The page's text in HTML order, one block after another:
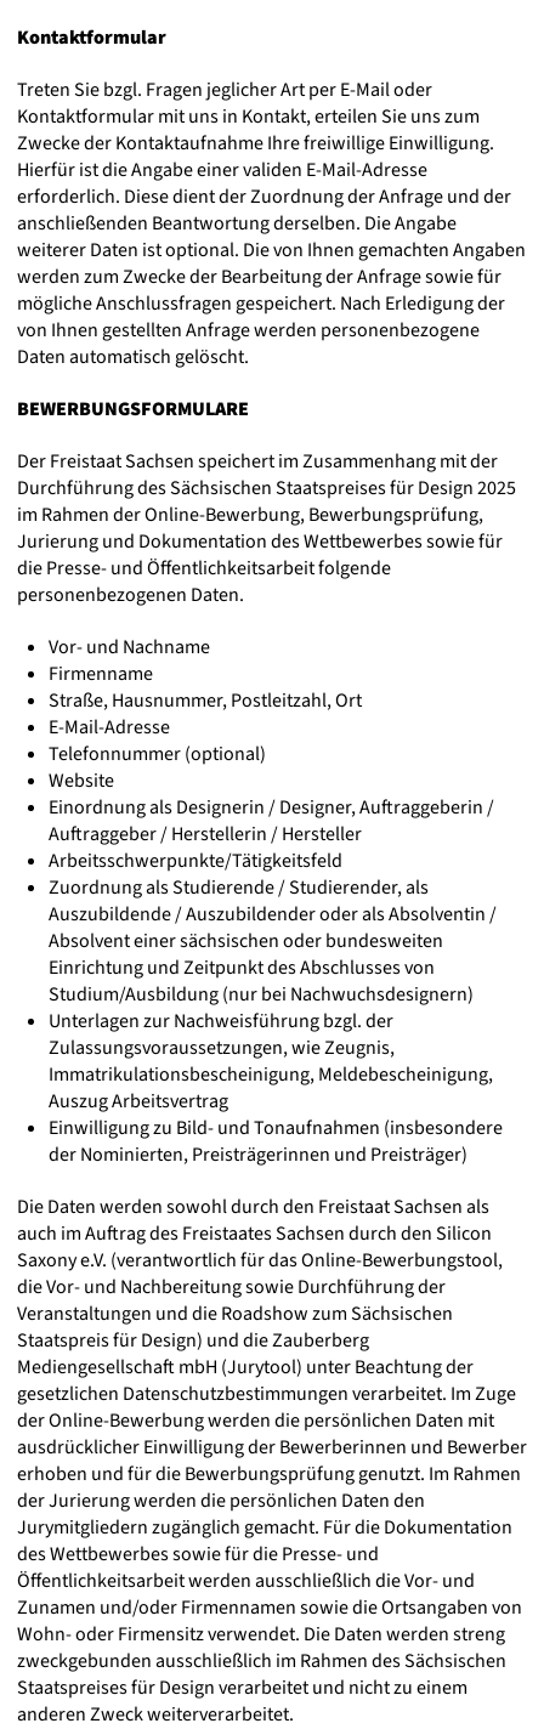
Kontaktformular
Treten Sie bzgl. Fragen jeglicher Art per E-Mail oder
Kontaktformular mit uns in Kontakt, erteilen Sie uns zum
Zwecke der Kontaktaufnahme Ihre freiwillige Einwilligung.
Hierfür ist die Angabe einer validen E-Mail-Adresse
erforderlich. Diese dient der Zuordnung der Anfrage und der
anschließenden Beantwortung derselben. Die Angabe
weiterer Daten ist optional. Die von Ihnen gemachten Angaben
werden zum Zwecke der Bearbeitung der Anfrage sowie für
mögliche Anschlussfragen gespeichert. Nach Erledigung der
von Ihnen gestellten Anfrage werden personenbezogene
Daten automatisch gelöscht.
BEWERBUNGSFORMULARE
Der Freistaat Sachsen speichert im Zusammenhang mit der
Durchführung des Sächsischen Staatspreises für Design 2025
im Rahmen der Online-Bewerbung, Bewerbungsprüfung,
Jurierung und Dokumentation des Wettbewerbes sowie für
die Presse- und Öffentlichkeitsarbeit folgende
personenbezogenen Daten.
Vor- und Nachname
Firmenname
Straße, Hausnummer, Postleitzahl, Ort
E-Mail-Adresse
Telefonnummer (optional)
Website
Einordnung als Designerin / Designer, Auftraggeberin /
Auftraggeber / Herstellerin / Hersteller
Arbeitsschwerpunkte/Tätigkeitsfeld
Zuordnung als Studierende / Studierender, als
Auszubildende / Auszubildender oder als Absolventin /
Absolvent einer sächsischen oder bundesweiten
Einrichtung und Zeitpunkt des Abschlusses von
Studium/Ausbildung (nur bei Nachwuchsdesignern)
Unterlagen zur Nachweisführung bzgl. der
Zulassungsvoraussetzungen, wie Zeugnis,
Immatrikulationsbescheinigung, Meldebescheinigung,
Auszug Arbeitsvertrag
Einwilligung zu Bild- und Tonaufnahmen (insbesondere
der Nominierten, Preisträgerinnen und Preisträger)
Die Daten werden sowohl durch den Freistaat Sachsen als
auch im Auftrag des Freistaates Sachsen durch den Silicon
Saxony e.V. (verantwortlich für das Online-Bewerbungstool,
die Vor- und Nachbereitung sowie Durchführung der
Veranstaltungen und die Roadshow zum Sächsischen
Staatspreis für Design) und die Zauberberg
Mediengesellschaft mbH (Jurytool) unter Beachtung der
gesetzlichen Datenschutzbestimmungen verarbeitet. Im Zuge
der Online-Bewerbung werden die persönlichen Daten mit
ausdrücklicher Einwilligung der Bewerberinnen und Bewerber
erhoben und für die Bewerbungsprüfung genutzt. Im Rahmen
der Jurierung werden die persönlichen Daten den
Jurymitgliedern zugänglich gemacht. Für die Dokumentation
des Wettbewerbes sowie für die Presse- und
Öffentlichkeitsarbeit werden ausschließlich die Vor- und
Zunamen und/oder Firmennamen sowie die Ortsangaben von
Wohn- oder Firmensitz verwendet. Die Daten werden streng
zweckgebunden ausschließlich im Rahmen des Sächsischen
Staatspreises für Design verarbeitet und nicht zu einem
anderen Zweck weiterverarbeitet.